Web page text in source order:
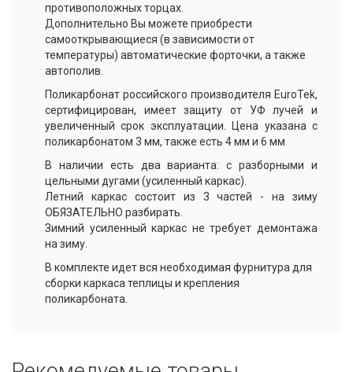
противоположных торцах.
Дополнительно Вы можете приобрести
самооткрывающиеся (в зависимости от
температуры) автоматические форточки, а также
автополив.
Поликарбонат российского производителя EuroTek,
сертифицирован, имеет защиту от УФ лучей и
увеличенный срок эксплуатации. Цена указана с
поликарбонатом 3 мм, также есть 4 мм и 6 мм
В наличии есть два варианта: с разборными и
цельными дугами (усиленный каркас).
Летний каркас состоит из 3 частей - на зиму
ОБЯЗАТЕЛЬНО разбирать.
Зимний усиленный каркас не требует демонтажа
на зиму.
В комплекте идет вся необходимая фурнитура для
сборки каркаса теплицы и крепления
поликарбоната.